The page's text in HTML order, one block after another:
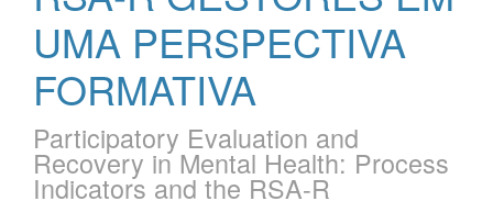
UMA PERSPECTIVA
FORMATIVA
Participatory Evaluation and
Recovery in Mental Health: Process
Indicators and the RSA-R